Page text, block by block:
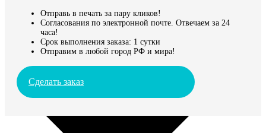
Отправь в печать за пару кликов!
Согласования по электронной почте. Отвечаем за 24
часа!
Срок выполнения заказа: 1 сутки
Отправим в любой город РФ и мира!
Сделать заказ